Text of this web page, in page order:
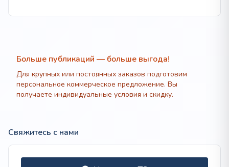
202
Больше публикаций — больше выгода!
Для крупных или постоянных заказов подготовим
персональное коммерческое предложение. Вы
получаете индивидуальные условия и скидку.
Свяжитесь с нами